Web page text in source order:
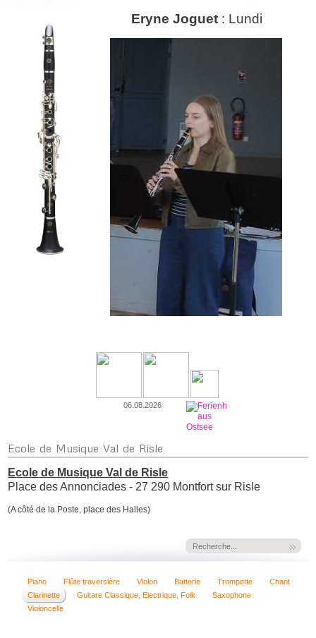
Eryne Joguet : Lundi
06.08.2026
Ecole de Musique Val de Risle
Ecole de Musique Val de Risle
Place des Annonciades - 27 290 Montfort sur Risle
(A côté de la Poste, place des Halles)
Piano Flûte traversière Violon Batterie Trompette
Chant
Clarinette
Guitare Classique, Electrique, Folk
Saxophone
Violoncelle